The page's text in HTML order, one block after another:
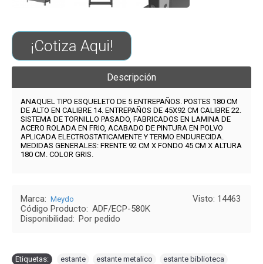
¡Cotiza Aqui!
Descripción
ANAQUEL TIPO ESQUELETO DE 5 ENTREPAÑOS. POSTES 180 CM
DE ALTO EN CALIBRE 14. ENTREPAÑOS DE 45X92 CM CALIBRE 22.
SISTEMA DE TORNILLO PASADO, FABRICADOS EN LAMINA DE
ACERO ROLADA EN FRIO, ACABADO DE PINTURA EN POLVO
APLICADA ELECTROSTATICAMENTE Y TERMO ENDURECIDA.
MEDIDAS GENERALES: FRENTE 92 CM X FONDO 45 CM X ALTURA
180 CM. COLOR GRIS.
Visto: 14463
Marca: Meydo
Código Producto: ADF/ECP-580K
Disponibilidad: Por pedido
Etiquetas: estante estante metalico estante biblioteca